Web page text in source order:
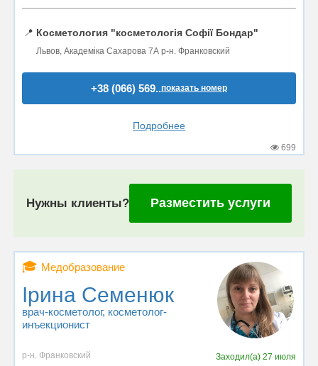
📍 Косметология "косметологія Софії Бондар"
Львов, Академіка Сахарова 7А р-н. Франковский
+38 (066) 569..показать номер
Подробнее
699
Нужны клиенты? Разместить услуги
🎓 Медобразование
Ірина Семенюк
врач-косметолог, косметолог-
инъекционист
р-н. Франковский Заходил(а) 27 июля